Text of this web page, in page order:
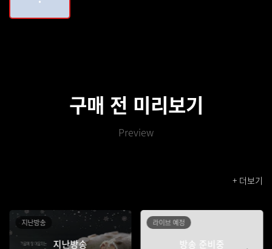
구매 전 미리보기
Preview
+ 더보기
지난방송
지난방송
라이브 예정
방송 준비중